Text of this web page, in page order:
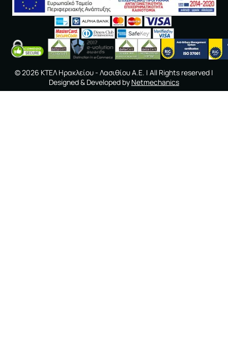
©2026 ΚΤΕΛ Ηρακλείου - Λασιθίου A.E. | All Rights reserved |
Designed & Developed by Netmechanics